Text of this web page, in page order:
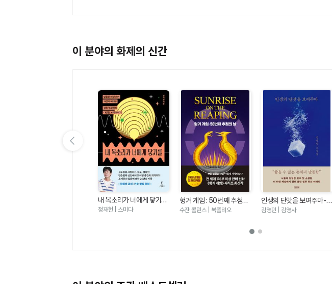
이 분야의 화제의 신간
내 목소리가 너에게 닿기를
- 달콤한 미성 너머 차갑게
정재헌 | 스미다
헝거 게임 : 50번째 추첨의
날(헝거 게임 시리즈5)
수잔 콜린스 | 북폴리오
인생의 단맛을 보여주마-김
영민 소설집
김영민 | 김영사